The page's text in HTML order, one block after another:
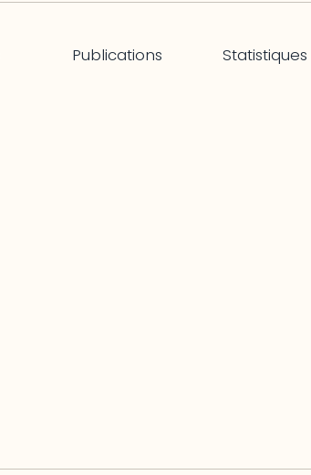
Publications Statistiques